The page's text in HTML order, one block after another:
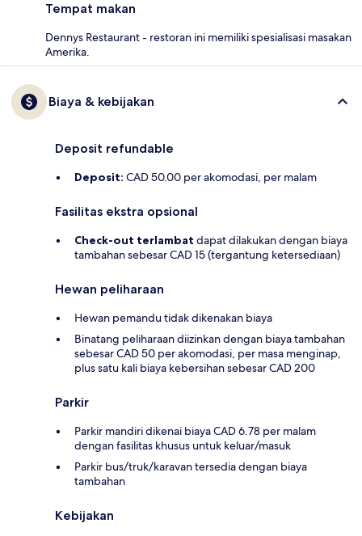
Tempat makan
Dennys Restaurant - restoran ini memiliki spesialisasi masakan
Amerika.
Biaya & kebijakan
Deposit refundable
Deposit: CAD 50.00 per akomodasi, per malam
Fasilitas ekstra opsional
Check-out terlambat dapat dilakukan dengan biaya
tambahan sebesar CAD 15 (tergantung ketersediaan)
Hewan peliharaan
Hewan pemandu tidak dikenakan biaya
Binatang peliharaan diizinkan dengan biaya tambahan
sebesar CAD 50 per akomodasi, per masa menginap,
plus satu kali biaya kebersihan sebesar CAD 200
Parkir
Parkir mandiri dikenai biaya CAD 6.78 per malam
dengan fasilitas khusus untuk keluar/masuk
Parkir bus/truk/karavan tersedia dengan biaya
tambahan
Kebijakan